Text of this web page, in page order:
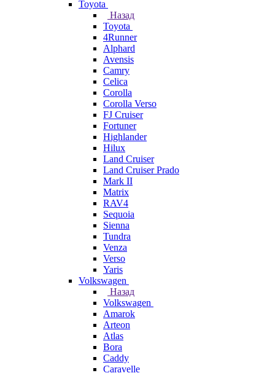
Toyota
Назад
Toyota
4Runner
Alphard
Avensis
Camry
Celica
Corolla
Corolla Verso
FJ Cruiser
Fortuner
Highlander
Hilux
Land Cruiser
Land Cruiser Prado
Mark II
Matrix
RAV4
Sequoia
Sienna
Tundra
Venza
Verso
Yaris
Volkswagen
Назад
Volkswagen
Amarok
Arteon
Atlas
Bora
Caddy
Caravelle